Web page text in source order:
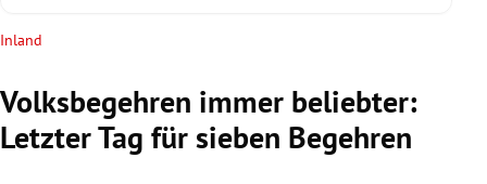
Inland
Volksbegehren immer beliebter:
Letzter Tag für sieben Begehren